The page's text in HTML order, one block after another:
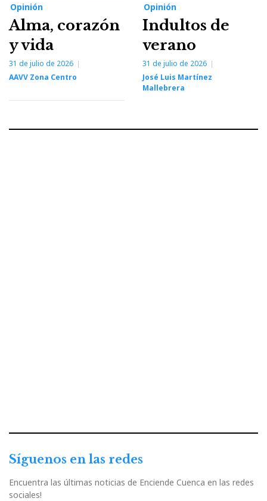
Opinión
Alma, corazón
y vida
31 de julio de 2026
AAVV Zona Centro
Opinión
Indultos de
verano
31 de julio de 2026
José Luis Martínez
Mallebrera
Síguenos en las redes
Encuentra las últimas noticias de Enciende Cuenca en las redes
sociales!